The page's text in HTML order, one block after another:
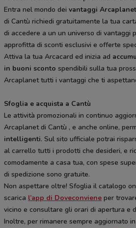
Entra nel mondo dei vantaggi Arcaplanet
di Cantù richiedi gratuitamente la tua
di accedere a un un universo di vantaggi
approfitta di sconti esclusivi e offerte
Attiva la tua Arcacard ed inizia ad
in buoni sconto spendibili sulla tua
Arcaplanet tutti i vantaggi che ti
Sfoglia e acquista a Cantù
Le attività promozionali in continuo
Arcaplanet di Cantù , e anche online,
intelligenti. Sul sito ufficiale potrai
al carrello tutti i prodotti che desideri, e
comodamente a casa tua, con spese
di spedizione sono gratuite.
Non aspettare oltre! Sfoglia il catalogo
scarica l’app di Doveconviene per
vicino e consultare gli orari di apertura e
Inoltre, per rimanere sempre aggiornato